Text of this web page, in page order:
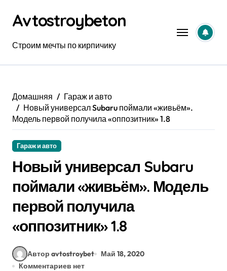
содержанию
Avtostroybeton
Строим мечты по кирпичику
Домашняя
Гараж и авто
Новый универсал Subaru поймали «живьём».
Модель первой получила «оппозитник» 1.8
Гараж и авто
Новый универсал Subaru
поймали «живьём». Модель
первой получила
«оппозитник» 1.8
Автор avtostroybet
Май 18, 2020
Комментариев нет